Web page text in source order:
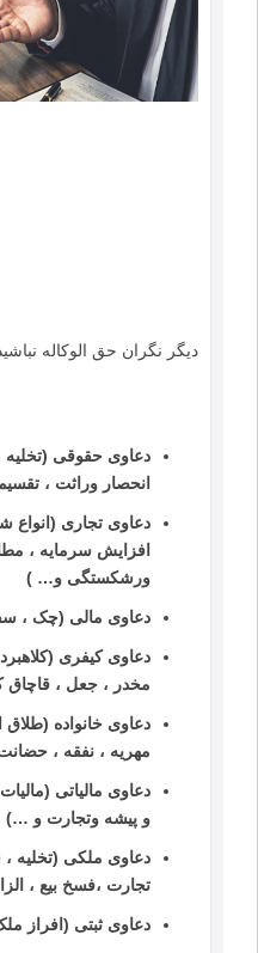
دیگر نگران حق الوکاله
دعاوی حقوقی (تخلیه ،
انحصار وراثت ،
دعاوی تجاری (انواع
افزایش سرمایه ،
ورشکستگی و… )
دعاوی مالی (چک ،
دعاوی کیفری
مخدر ، جعل ،
دعاوی خانواده
مهریه ، نفقه ،
دعاوی مالیاتی
و پیشه وتجارت و …)
دعاوی ملکی
تجارت ،فسخ بیع ،
دعاوی ثبتی (افراز